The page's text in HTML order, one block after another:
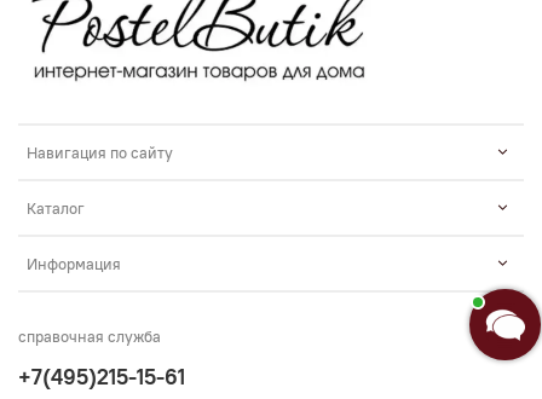
Навигация по сайту
Каталог
Информация
справочная служба
+7(495)215-15-61